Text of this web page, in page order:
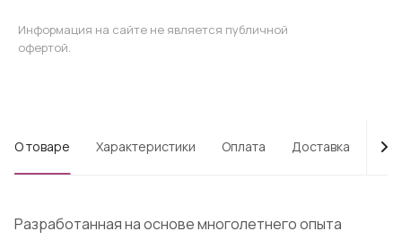
Информация на сайте не является публичной
офертой.
О товаре Характеристики Оплата Доставка
Разработанная на основе многолетнего опыта